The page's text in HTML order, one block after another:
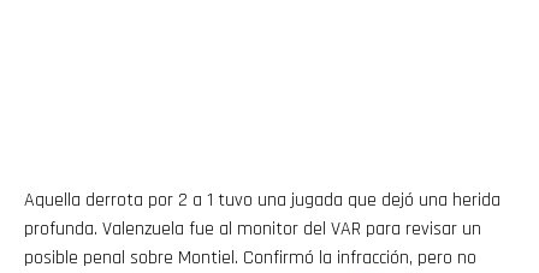
Aquella derrota por 2 a 1 tuvo una jugada que dejó una herida
profunda. Valenzuela fue al monitor del VAR para revisar un
posible penal sobre Montiel. Confirmó la infracción, pero no